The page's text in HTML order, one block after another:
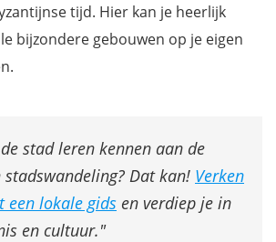
tijd. Hier kan je heerlijk
bijzondere gebouwen op je eigen
stad leren kennen aan de
stadswandeling? Dat kan! Verken
een lokale gids en verdiep je in
en cultuur.